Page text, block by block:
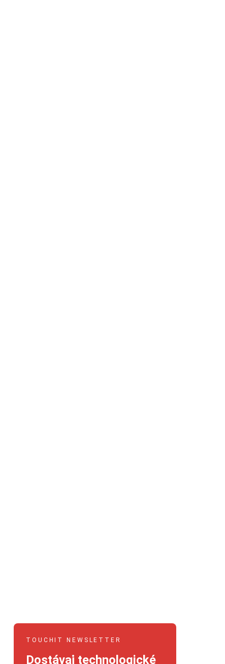
TOUCHIT NEWSLETTER
Dostávaj technologické